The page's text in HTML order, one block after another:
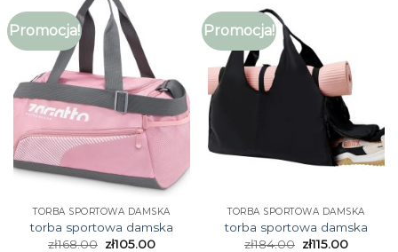
Promocja!
TORBA SPORTOWA DAMSKA
torba sportowa damska
zł168.00 zł105.00
Promocja!
TORBA SPORTOWA DAMSKA
torba sportowa damska
zł184.00 zł115.00